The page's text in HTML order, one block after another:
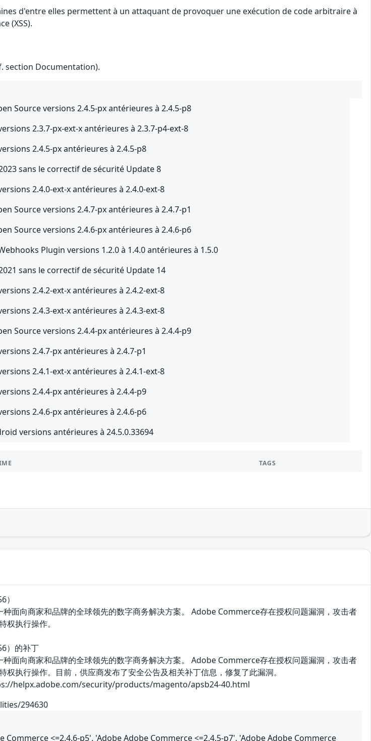
d'entre elles permettent à un attaquant de provoquer une exécution de code arbitraire à
(XSS).
section Documentation).
Source versions 2.4.5-px antérieures à 2.4.5-p8
2.3.7-px-ext-x antérieures à 2.3.7-p4-ext-8
2.4.5-px antérieures à 2.4.5-p8
sans le correctif de sécurité Update 8
2.4.0-ext-x antérieures à 2.4.0-ext-8
Source versions 2.4.7-px antérieures à 2.4.7-p1
Source versions 2.4.6-px antérieures à 2.4.6-p6
Plugin versions 1.2.0 à 1.4.0 antérieures à 1.5.0
sans le correctif de sécurité Update 14
2.4.2-ext-x antérieures à 2.4.2-ext-8
2.4.3-ext-x antérieures à 2.4.3-ext-8
Source versions 2.4.4-px antérieures à 2.4.4-p9
2.4.7-px antérieures à 2.4.7-p1
2.4.1-ext-x antérieures à 2.4.1-ext-8
2.4.4-px antérieures à 2.4.4-p9
2.4.6-px antérieures à 2.4.6-p6
versions antérieures à 24.5.0.33694
TAGS
面向商家和品牌的全球领先的数字商务解决方案。 Adobe Commerce存在授权问题漏洞，攻击者
执行操作。
）的补丁
面向商家和品牌的全球领先的数字商务解决方案。 Adobe Commerce存在授权问题漏洞，攻击者
执行操作。目前，供应商发布了安全公告及相关补丁信息，修复了此漏洞。
helpx.adobe.com/security/products/magento/apsb24-40.html
294630
Commerce <=2.4.6-p5', 'Adobe Adobe Commerce <=2.4.5-p7', 'Adobe Adobe Commerce